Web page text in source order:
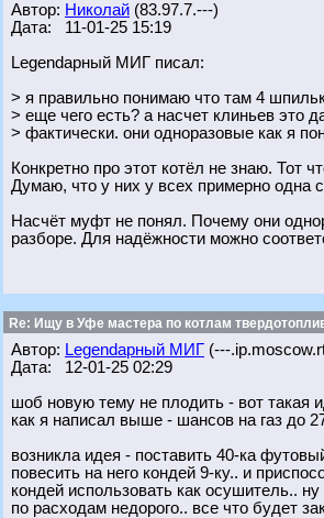
Автор: Николай (83.97.7.---)
Дата: 11-01-25 15:19
Legendарный МИГ писал:
> я правильно понимаю что там 4
> еще чего есть? а насчет клиньев это
> фактически. они одноразовые как я
Конкретно про этот котёл не знаю. Тот
Думаю, что у них у всех примерно одна
Насчёт муфт не понял. Почему они
разборе. Для надёжности можно
Re: Ищу в Уфе мастера по котлам
Автор: Legendарный МИГ (---
Дата: 12-01-25 02:29
шоб новую тему не плодить - вот такая
как я написал выше - шансов на газ до
возникла идея - поставить 40-ка
повесить на него кондей 9-ку.. и
кондей использовать как осушитель..
по расходам недорого.. все что будет